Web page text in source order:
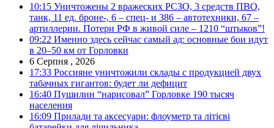
10:15 Уничтожены 2 вражеских РСЗО, 3 средств ПВО,
танк, 11 ед. броне-, 6 – спец- и 386 – автотехники, 67 –
артиллерии. Потери РФ в живой силе – 1210 “штыков”!
09:22 Именно здесь сейчас самый ад: основные бои идут
в 20–50 км от Горловки
6 Серпня , 2026
17:33 Россияне уничтожили склады с продукцией двух
табачных гигантов: будет ли дефицит
16:40 Пушилин “нарисовал” Горловке 190 тысяч
населения
16:09 Прилади та аксесуари: флоуметр та літієві